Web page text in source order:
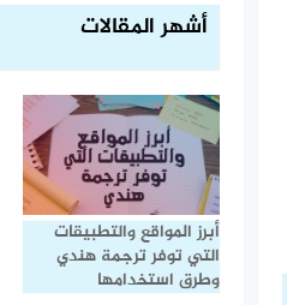
أشهر المقالات
أبرز المواقع والتطبيقات
التي توفر ترجمة هندي
وطرق استخدامها